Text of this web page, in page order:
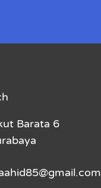
Barata 6